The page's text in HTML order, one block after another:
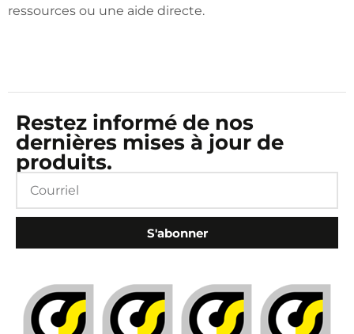
ressources ou une aide directe.
Restez informé de nos
dernières mises à jour de
produits.
S'abonner